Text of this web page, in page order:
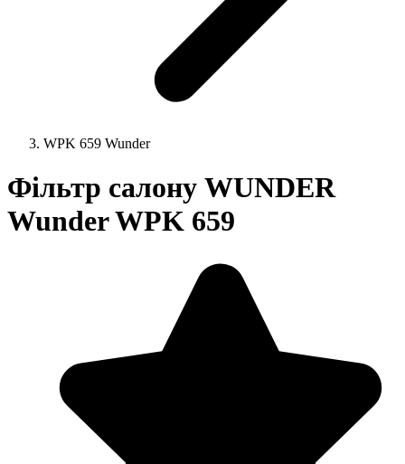
WPK 659 Wunder
Фільтр салону WUNDER
Wunder WPK 659